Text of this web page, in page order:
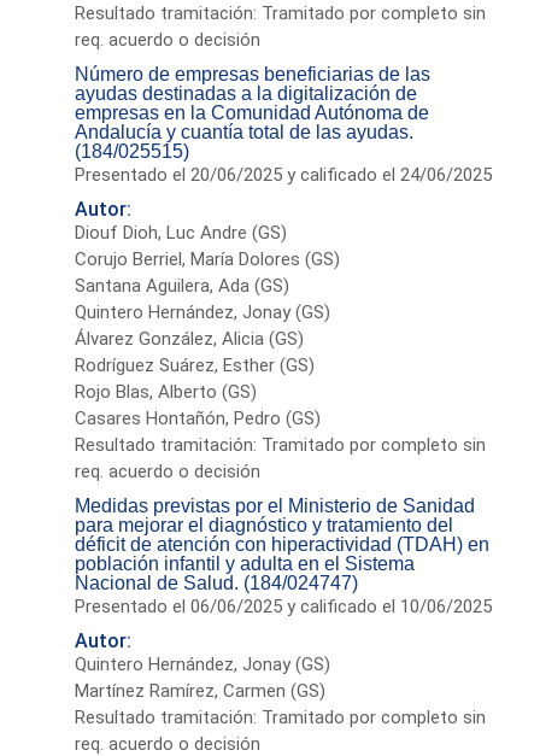
Resultado tramitación: Tramitado por completo sin
req. acuerdo o decisión
Número de empresas beneficiarias de las
ayudas destinadas a la digitalización de
empresas en la Comunidad Autónoma de
Andalucía y cuantía total de las ayudas.
(184/025515)
Presentado el 20/06/2025 y calificado el 24/06/2025
Autor:
Diouf Dioh, Luc Andre (GS)
Corujo Berriel, María Dolores (GS)
Santana Aguilera, Ada (GS)
Quintero Hernández, Jonay (GS)
Álvarez González, Alicia (GS)
Rodríguez Suárez, Esther (GS)
Rojo Blas, Alberto (GS)
Casares Hontañón, Pedro (GS)
Resultado tramitación: Tramitado por completo sin
req. acuerdo o decisión
Medidas previstas por el Ministerio de Sanidad
para mejorar el diagnóstico y tratamiento del
déficit de atención con hiperactividad (TDAH) en
población infantil y adulta en el Sistema
Nacional de Salud. (184/024747)
Presentado el 06/06/2025 y calificado el 10/06/2025
Autor:
Quintero Hernández, Jonay (GS)
Martínez Ramírez, Carmen (GS)
Resultado tramitación: Tramitado por completo sin
req. acuerdo o decisión